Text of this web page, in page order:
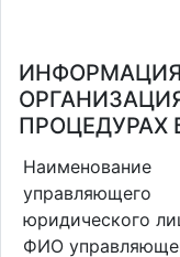
ПРОЦЕДУРАХ
Наименование
управляющего
юридического
ФИО